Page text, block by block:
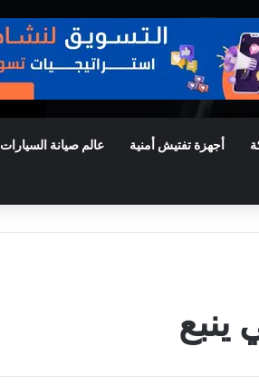
أجهزة تفتيش أمنية عالم صيانة السيارات